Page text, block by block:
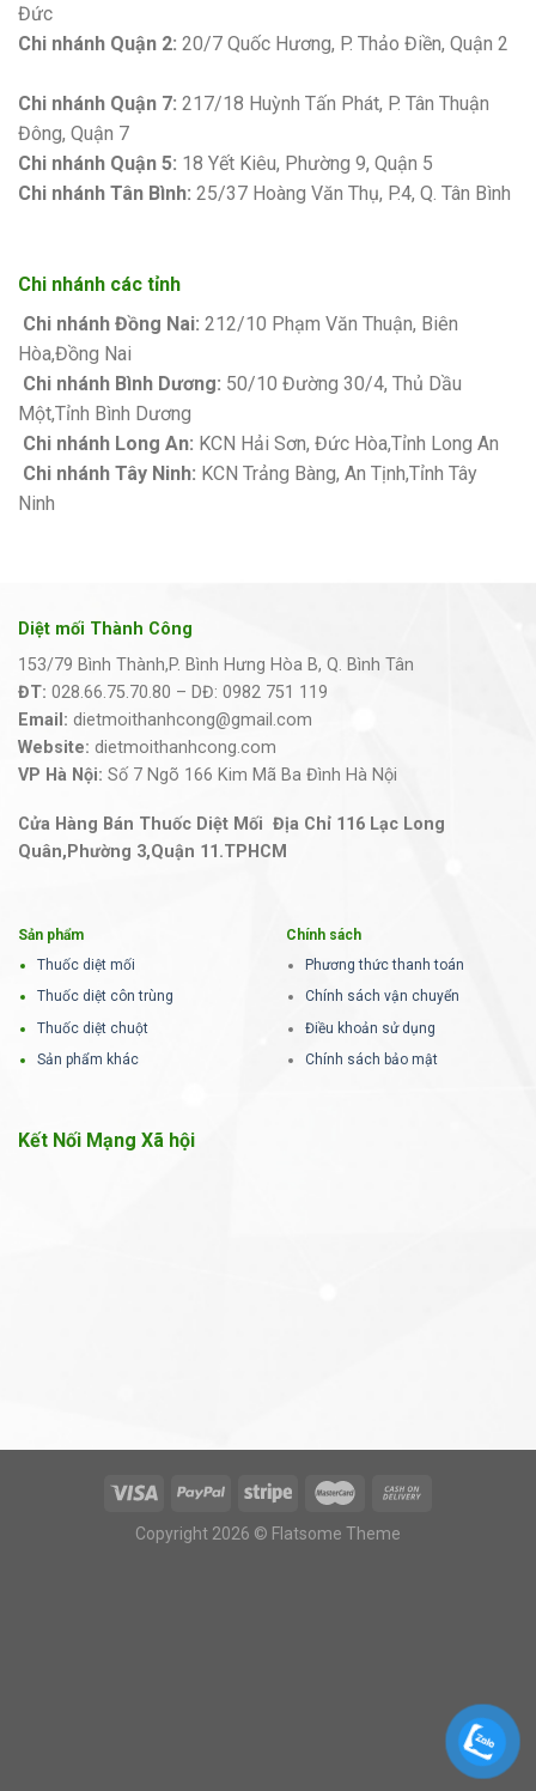
Đức
Chi nhánh Quận 2: 20/7 Quốc Hương, P. Thảo Điền, Quận 2
Chi nhánh Quận 7: 217/18 Huỳnh Tấn Phát, P. Tân Thuận
Đông, Quận 7
Chi nhánh Quận 5: 18 Yết Kiêu, Phường 9, Quận 5
Chi nhánh Tân Bình: 25/37 Hoàng Văn Thụ, P.4, Q. Tân Bình
Chi nhánh các tỉnh
Chi nhánh Đồng Nai: 212/10 Phạm Văn Thuận, Biên
Hòa,Đồng Nai
Chi nhánh Bình Dương: 50/10 Đường 30/4, Thủ Dầu
Một,Tỉnh Bình Dương
Chi nhánh Long An: KCN Hải Sơn, Đức Hòa,Tỉnh Long An
Chi nhánh Tây Ninh: KCN Trảng Bàng, An Tịnh,Tỉnh Tây
Ninh
Diệt mối Thành Công
153/79 Bình Thành,P. Bình Hưng Hòa B, Q. Bình Tân
ĐT: 028.66.75.70.80 – DĐ: 0982 751 119
Email: dietmoithanhcong@gmail.com
Website: dietmoithanhcong.com
VP Hà Nội: Số 7 Ngõ 166 Kim Mã Ba Đình Hà Nội
Cửa Hàng Bán Thuốc Diệt Mối Địa Chỉ 116 Lạc Long
Quân,Phường 3,Quận 11.TPHCM
Sản phẩm
Thuốc diệt mối
Thuốc diệt côn trùng
Thuốc diệt chuột
Sản phẩm khác
Chính sách
Phương thức thanh toán
Chính sách vận chuyển
Điều khoản sử dụng
Chính sách bảo mật
Kết Nối Mạng Xã hội
Copyright 2026 © Flatsome Theme